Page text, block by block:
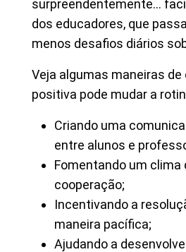
surpreendentemente…
dos educadores, que
menos desafios diários
Veja algumas maneiras
positiva pode mudar a
Criando uma
entre alunos e
Fomentando um clima
cooperação;
Incentivando a
maneira pacífica;
Ajudando a